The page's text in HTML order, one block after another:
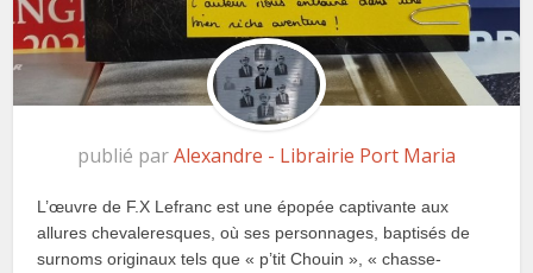
publié parAlexandre - Librairie Port Maria
L’œuvre de F.X Lefranc est une épopée captivante aux
allures chevaleresques, où ses personnages, baptisés de
surnoms originaux tels que « p’tit Chouin », « chasse-